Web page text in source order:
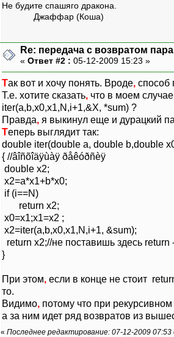
Не будите спашяго дракона.
Джаффар (Коша)
Re: передача с возвратом
« Ответ #2 : 05-12-2009 15:23 »
Так вот и хочу понять. Вроде, способ
Т.е. хотите сказать, что в моем
iter(a,b,x0,x1,N,i+1,&X, *sum) ?
Правда, я выкинул еще и дурацкий
Теперь выглядит так:
double iter(double a, double b,double
{ //âîñõîäÿùàÿ ðåêóðñèÿ
double x2;
x2=a*x1+b*x0;
if (i==N)
return x2;
x0=x1;x1=x2 ;
x2=iter(a,b,x0,x1,N,i+1, &sum);
return x2;//не поставишь здесь return
}
При этом, если в конце не стоит
то.
Видимо, потому что при
а за ним идет ряд возвратов из
« Последнее редактирование: 07-12-2009